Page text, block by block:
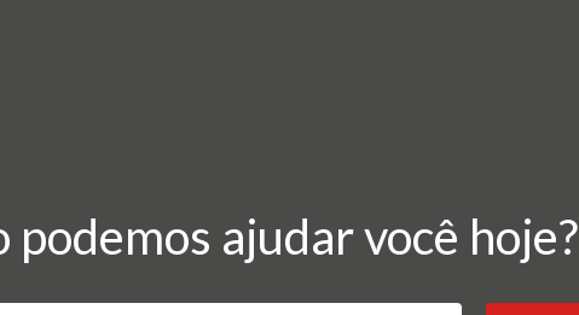
podemos ajudar você hoje?